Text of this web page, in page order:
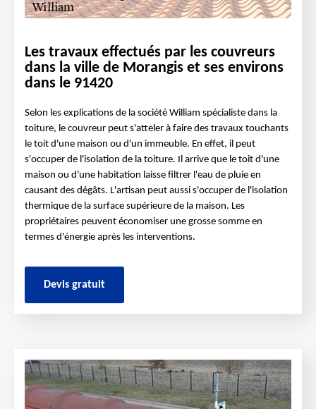
Les travaux effectués par les couvreurs
dans la ville de Morangis et ses environs
dans le 91420
Selon les explications de la société William spécialiste dans la
toiture, le couvreur peut s'atteler à faire des travaux touchants
le toit d'une maison ou d'un immeuble. En effet, il peut
s'occuper de l'isolation de la toiture. Il arrive que le toit d'une
maison ou d'une habitation laisse filtrer l'eau de pluie en
causant des dégâts. L'artisan peut aussi s'occuper de l'isolation
thermique de la surface supérieure de la maison. Les
propriétaires peuvent économiser une grosse somme en
termes d'énergie après les interventions.
Devis gratuit